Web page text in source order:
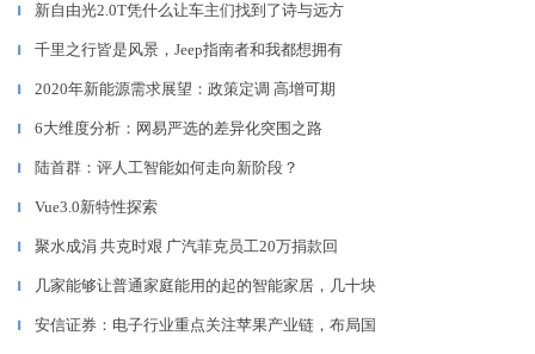
▎ 新自由光2.0T凭什么让车主们找到了诗与远方
▎ 千里之行皆是风景，Jeep指南者和我都想拥有
▎ 2020年新能源需求展望：政策定调 高增可期
▎ 6大维度分析：网易严选的差异化突围之路
▎ 陆首群：评人工智能如何走向新阶段？
▎ Vue3.0新特性探索
▎ 聚水成涓 共克时艰 广汽菲克员工20万捐款回
▎ 几家能够让普通家庭能用的起的智能家居，几十块
▎ 安信证券：电子行业重点关注苹果产业链，布局国